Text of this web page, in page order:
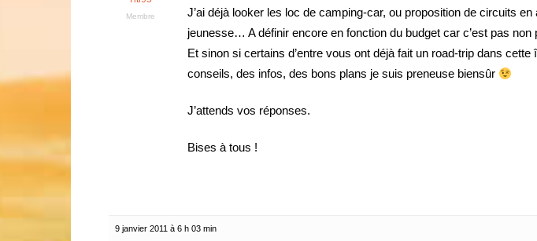
Membre
J’ai déjà looker les loc de camping-car, ou proposition de circuits en
jeunesse… A définir encore en fonction du budget car c’est pas non
Et sinon si certains d’entre vous ont déjà fait un road-trip dans cette
conseils, des infos, des bons plans je suis preneuse biensûr
J’attends vos réponses.
Bises à tous !
9 janvier 2011 à 6 h 03 min